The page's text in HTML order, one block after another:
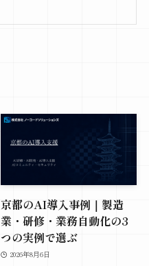
京都のAI導入事例｜製造
業・研修・業務自動化の3
つの実例で選ぶ
2026年8月6日